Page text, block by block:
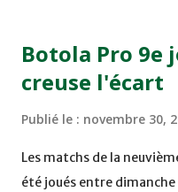
Mardi 06/12/2011 15H00
DE FES - FES WAC - MAS
Botola Pro 9e
creuse l'écart
Publié le : novembre 30,
Les matchs de la
été joués entre